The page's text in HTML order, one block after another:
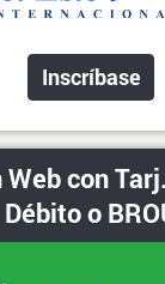
Inscríbase
Web con
Débito o